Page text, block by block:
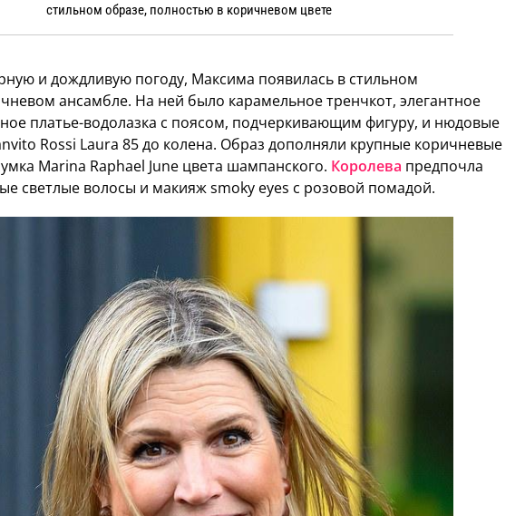
стильном образе, полностью в коричневом цвете
и дождливую погоду, Максима появилась в стильном
ансамбле. На ней было карамельное тренчкот, элегантное
платье-водолазка с поясом, подчеркивающим фигуру, и нюдовые
Rossi Laura 85 до колена. Образ дополняли крупные коричневые
Marina Raphael June цвета шампанского. Королева предпочла
светлые волосы и макияж smoky eyes с розовой помадой.